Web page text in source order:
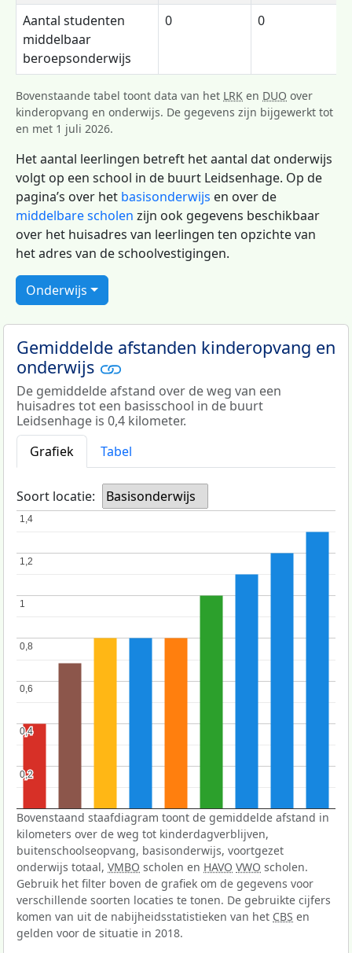
Aantal studenten
middelbaar
beroepsonderwijs
0 0
Bovenstaande tabel toont data van het LRK en DUO over
kinderopvang en onderwijs. De gegevens zijn bijgewerkt tot
en met 1 juli 2026.
Het aantal leerlingen betreft het aantal dat onderwijs
volgt op een school in de buurt Leidsenhage. Op de
pagina’s over het basisonderwijs en over de
middelbare scholen zijn ook gegevens beschikbaar
over het huisadres van leerlingen ten opzichte van
het adres van de schoolvestigingen.
Onderwijs
Gemiddelde afstanden kinderopvang en
onderwijs
De gemiddelde afstand over de weg van een
huisadres tot een basisschool in de buurt
Leidsenhage is 0,4 kilometer.
Grafiek
Tabel
Soort locatie: Basisonderwijs
0,2
0,2
0,4
0,4
0,6
0,6
0,8
0,8
1
1
1,2
1,2
1,4
1,4
Bovenstaand staafdiagram toont de gemiddelde afstand in
kilometers over de weg tot kinderdagverblijven,
buitenschoolseopvang, basisonderwijs, voortgezet
onderwijs totaal, VMBO scholen en HAVO VWO scholen.
Gebruik het filter boven de grafiek om de gegevens voor
verschillende soorten locaties te tonen. De gebruikte cijfers
komen van uit de nabijheidsstatistieken van het CBS en
gelden voor de situatie in 2018.